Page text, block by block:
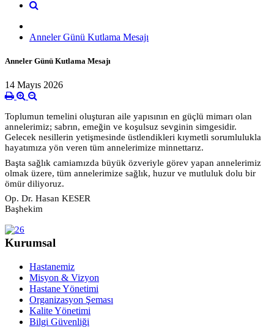
Anneler Günü Kutlama Mesajı
Anneler Günü Kutlama Mesajı
14 Mayıs 2026
Toplumun temelini oluşturan aile yapısının en güçlü mimarı olan
annelerimiz; sabrın, emeğin ve koşulsuz sevginin simgesidir.
Gelecek nesillerin yetişmesinde üstlendikleri kıymetli sorumlulukla
hayatımıza yön veren tüm annelerimize minnettarız.
Başta sağlık camiamızda büyük özveriyle görev yapan annelerimiz
olmak üzere, tüm annelerimize sağlık, huzur ve mutluluk dolu bir
ömür diliyoruz.
Op. Dr. Hasan KESER
Başhekim
Kurumsal
Hastanemiz
Misyon & Vizyon
Hastane Yönetimi
Organizasyon Şeması
Kalite Yönetimi
Bilgi Güvenliği